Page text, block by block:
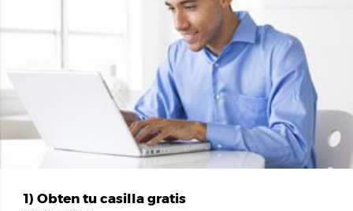
1) Obten tu casilla gratis